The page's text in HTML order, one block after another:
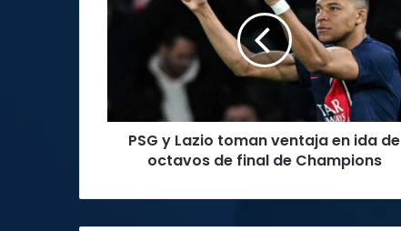
Lazio
de
octavos
Champions
PSG y Lazio toman ventaja en ida de
octavos de final de Champions